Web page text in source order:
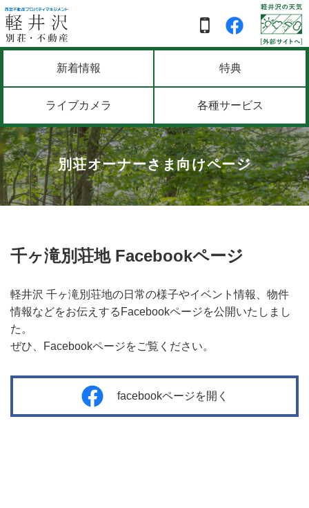
新着情報 特典
ライブカメラ 各種サービス
別荘オーナーさま向けページ
千ヶ滝別荘地 Facebookページ
軽井沢 千ヶ滝別荘地の日常の様子やイベント情報、物件
情報などをお伝えするFacebookページを公開いたしまし
た。
ぜひ、Facebookページをご覧ください。
facebookページを開く